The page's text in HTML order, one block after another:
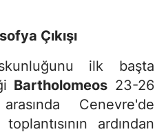
Çıkışı
ilk başta
Bartholomeos 23-26
Cenevre'de
ardından